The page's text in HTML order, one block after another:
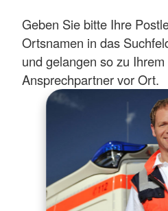
Geben Sie bitte Ihre
Ortsnamen in das
und gelangen so zu
Ansprechpartner vor Ort.